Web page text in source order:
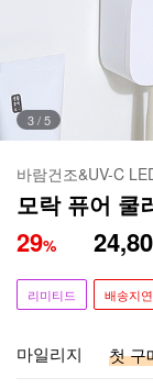
4/5
바람건조&UV-C
모락 퓨어 쿨
29%
리미티드 배송지
마일리지 첫 구